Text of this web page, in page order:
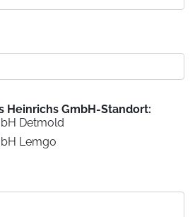
Heinrichs GmbH-Standort:
Detmold
Lemgo